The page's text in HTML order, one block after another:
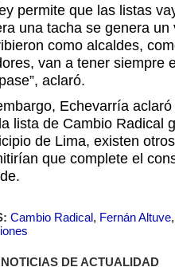
permite que las listas
una tacha se genera
como alcaldes,
van a tener siempre
aclaró.
Echevarría
lista de Cambio Radical
de Lima, existen
que complete el
Cambio Radical, Fernán Altuve
DE ACTUALIDAD